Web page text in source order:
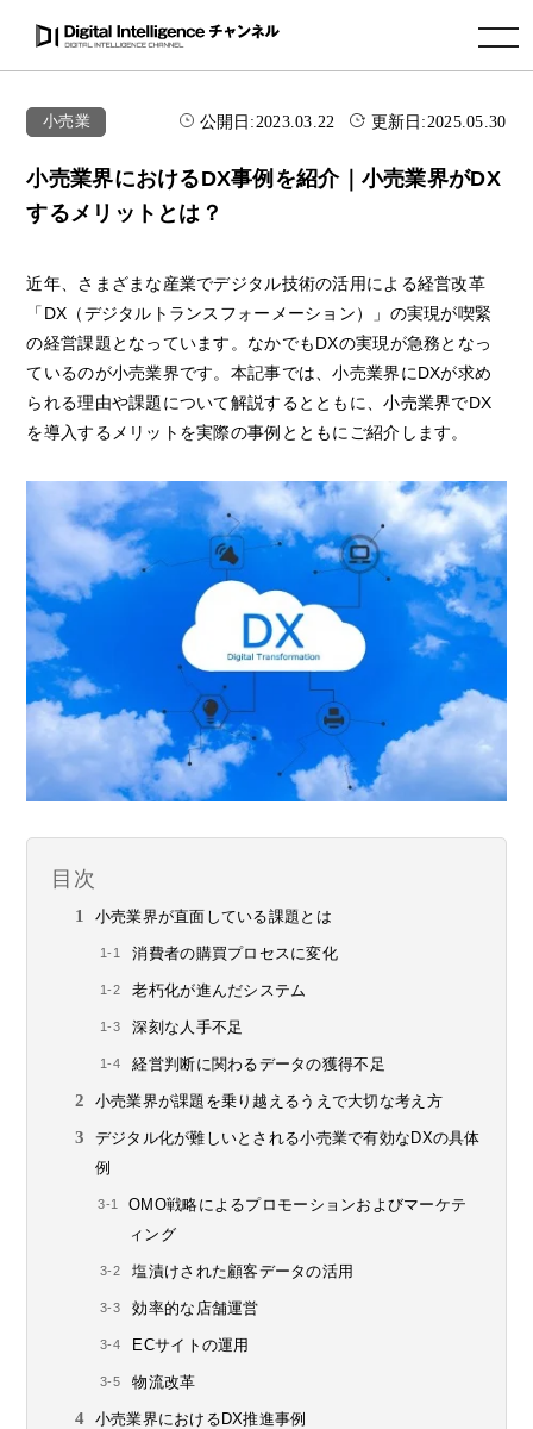
toggle navigation
小売業 公開日:2023.03.22 更新日:2025.05.30
小売業界におけるDX事例を紹介｜小売業界がDX
するメリットとは？
近年、さまざまな産業でデジタル技術の活用による経営改革
「DX（デジタルトランスフォーメーション）」の実現が喫緊
の経営課題となっています。なかでもDXの実現が急務となっ
ているのが小売業界です。本記事では、小売業界にDXが求め
られる理由や課題について解説するとともに、小売業界でDX
を導入するメリットを実際の事例とともにご紹介します。
目次
小売業界が直面している課題とは
消費者の購買プロセスに変化
老朽化が進んだシステム
深刻な人手不足
経営判断に関わるデータの獲得不足
小売業界が課題を乗り越えるうえで大切な考え方
デジタル化が難しいとされる小売業で有効なDXの具体
例
OMO戦略によるプロモーションおよびマーケテ
ィング
塩漬けされた顧客データの活用
効率的な店舗運営
ECサイトの運用
物流改革
小売業界におけるDX推進事例